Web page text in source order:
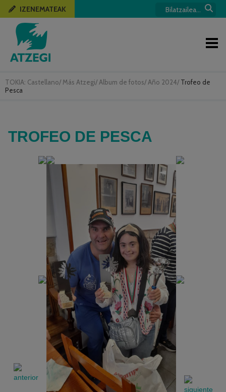
TOKIA: Castellano/ Más Atzegi/ Album de fotos/ Año 2024/ Trofeo de
Pesca
IZENEMATEAK
TROFEO DE PESCA